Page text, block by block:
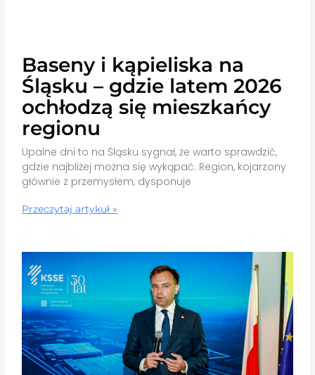
Baseny i kąpieliska na
Śląsku – gdzie latem 2026
ochłodzą się mieszkańcy
regionu
Upalne dni to na Śląsku sygnał, że warto sprawdzić,
gdzie najbliżej można się wykąpać. Region, kojarzony
głównie z przemysłem, dysponuje
Przeczytaj artykuł »